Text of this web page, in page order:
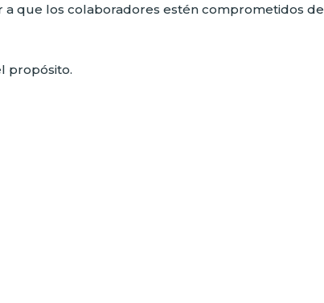
a que los colaboradores estén comprometidos de
propósito.